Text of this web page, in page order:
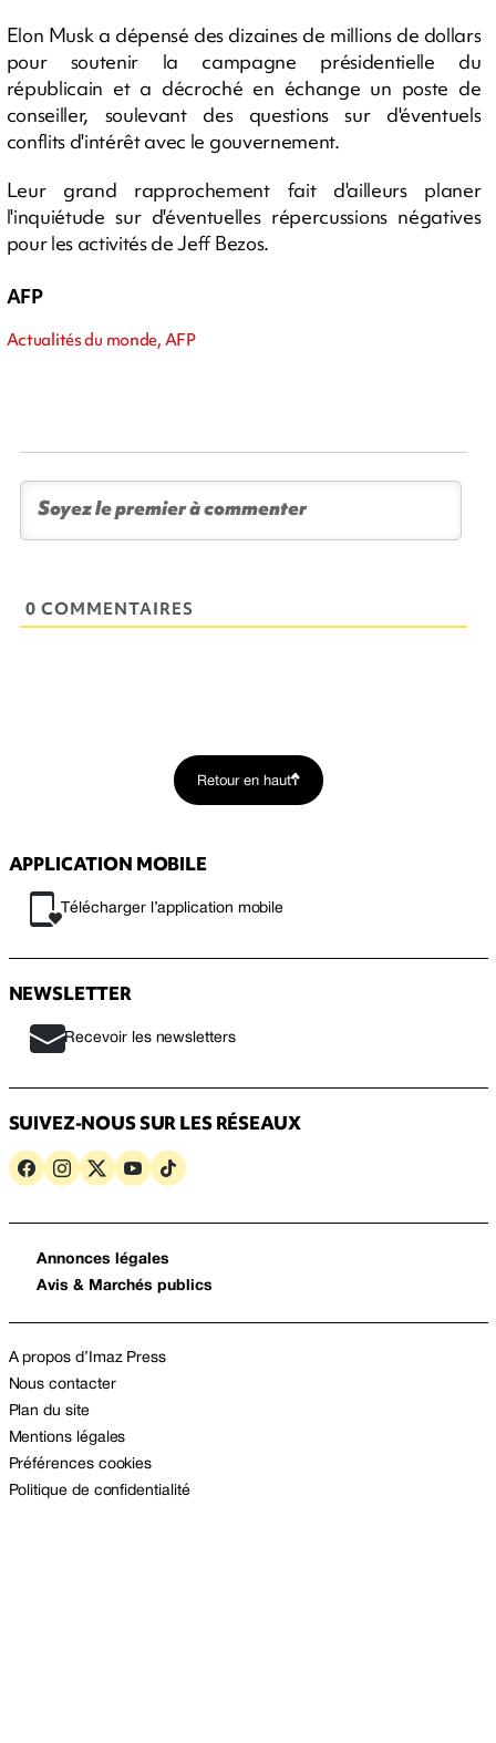
Elon Musk a dépensé des dizaines de millions de dollars
pour soutenir la campagne présidentielle du
républicain et a décroché en échange un poste de
conseiller, soulevant des questions sur d'éventuels
conflits d'intérêt avec le gouvernement.
Leur grand rapprochement fait d'ailleurs planer
l'inquiétude sur d'éventuelles répercussions négatives
pour les activités de Jeff Bezos.
AFP
Actualités du monde, AFP
0 COMMENTAIRES
Retour en haut
APPLICATION MOBILE
Télécharger l’application mobile
NEWSLETTER
Recevoir les newsletters
SUIVEZ-NOUS SUR LES RÉSEAUX
Annonces légales
Avis & Marchés publics
A propos d’Imaz Press
Nous contacter
Plan du site
Mentions légales
Préférences cookies
Politique de confidentialité